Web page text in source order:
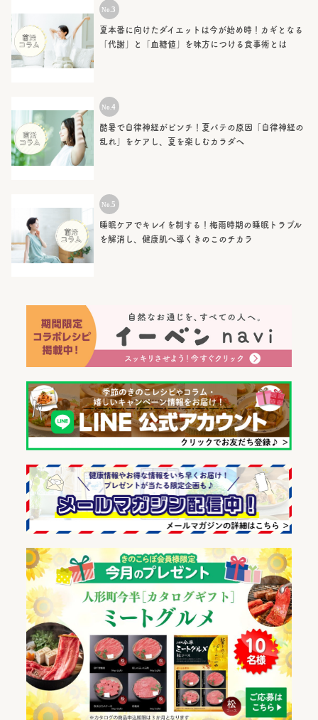
夏本番に向けたダイエットは今が始め時！カギとなる
「代謝」と「血糖値」を味方につける食事術とは
酷暑で自律神経がピンチ！夏バテの原因「自律神経の
乱れ」をケアし、夏を楽しむカラダへ
睡眠ケアでキレイを制する！梅雨時期の睡眠トラブル
を解消し、健康肌へ導くきのこのチカラ